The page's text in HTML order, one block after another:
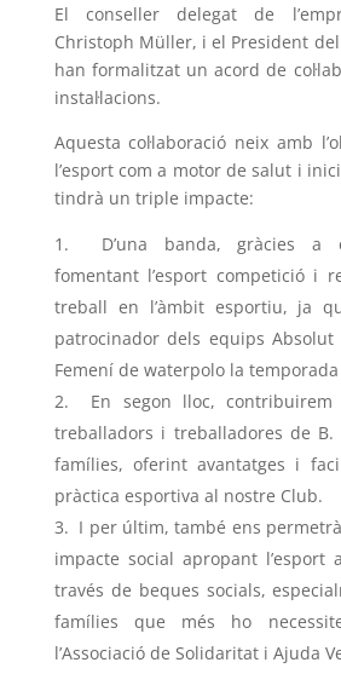
El conseller delegat de
Christoph Müller, i el President
han formalitzat un acord de
instal·lacions.
Aquesta col·laboració neix amb
l’esport com a motor de salut i
tindrà un triple impacte:
D’una banda, gràcies a
fomentant l’esport competició i
treball en l’àmbit esportiu, ja
patrocinador dels equips
Femení de waterpolo la temporada
En segon lloc,
treballadors i treballadores de B.
famílies, oferint avantatges i
pràctica esportiva al nostre Club.
I per últim, també ens
impacte social apropant l’esport
través de beques socials,
famílies que més ho
l’Associació de Solidaritat i Ajuda